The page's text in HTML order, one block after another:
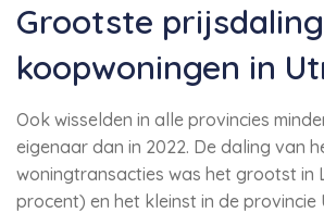
Grootste prijsdaling
koopwoningen in
Ook wisselden in alle provincies
eigenaar dan in 2022. De daling van
woningtransacties was het grootst in
procent) en het kleinst in de provincie